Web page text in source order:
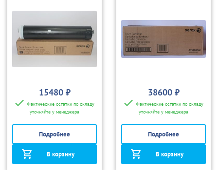
15480 ₽
Фактические остатки по складу
уточняйте у менеджера
Подробнее
В корзину
38600 ₽
Фактические остатки по складу
уточняйте у менеджера
Подробнее
В корзину